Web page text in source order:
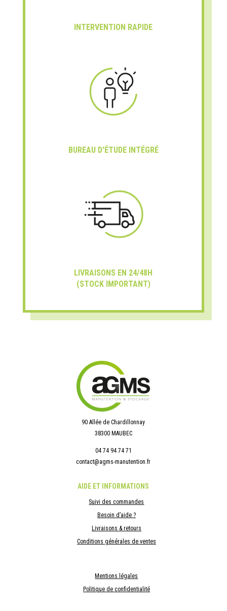
INTERVENTION RAPIDE
BUREAU D'ÉTUDE INTÉGRÉ
LIVRAISONS EN 24/48H
(STOCK IMPORTANT)
90 Allée de Chardillonnay
38300 MAUBEC
04 74 94 74 71
contact@agms-manutention.fr
AIDE ET INFORMATIONS
Suivi des commandes
Besoin d’aide ?
Livraisons & retours
Conditions générales de ventes
Mentions légales
Politique de confidentialité